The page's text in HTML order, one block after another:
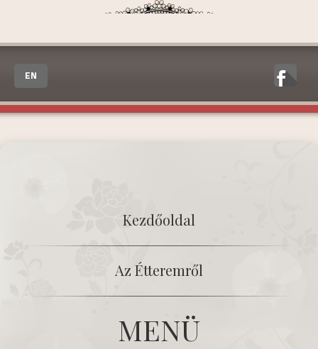
EN
Kezdőoldal
Az Étteremről
MENÜ